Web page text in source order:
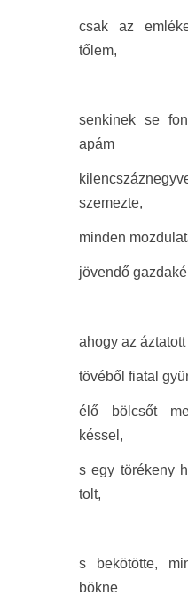
csak az
tőlem,
senkinek se
apám
szemezte,
minden
jövendő
ahogy az
tövéből fiatal
élő bölcsőt
késsel,
s egy törékeny
tolt,
s bekötötte,
bökne